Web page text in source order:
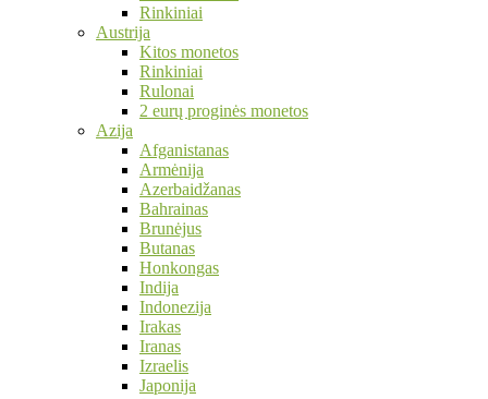
Rinkiniai
Austrija
Kitos monetos
Rinkiniai
Rulonai
2 eurų proginės monetos
Azija
Afganistanas
Armėnija
Azerbaidžanas
Bahrainas
Brunėjus
Butanas
Honkongas
Indija
Indonezija
Irakas
Iranas
Izraelis
Japonija